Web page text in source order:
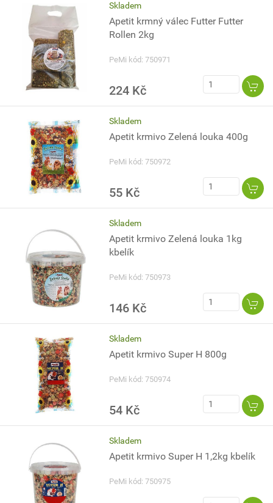
Skladem
Apetit krmný válec Futter Futter
Rollen 2kg
PeMi kód: 750971
224 Kč
Skladem
Apetit krmivo Zelená louka 400g
PeMi kód: 750972
55 Kč
Skladem
Apetit krmivo Zelená louka 1kg
kbelík
PeMi kód: 750973
146 Kč
Skladem
Apetit krmivo Super H 800g
PeMi kód: 750974
54 Kč
Skladem
Apetit krmivo Super H 1,2kg kbelík
PeMi kód: 750975